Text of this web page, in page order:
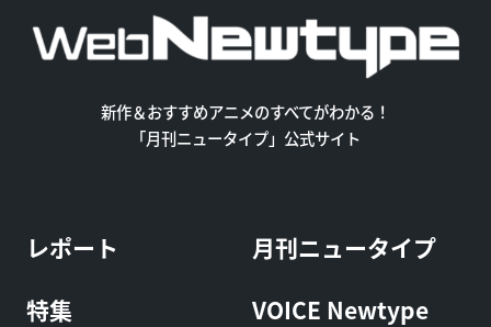
新作＆おすすめアニメのすべてがわかる！
「月刊ニュータイプ」公式サイト
レポート
特集
月刊ニュータイプ
VOICE Newtype